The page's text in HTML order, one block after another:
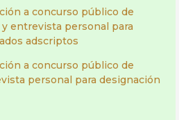
a concurso público de
entrevista personal para
adscriptos
a concurso público de
personal para designación